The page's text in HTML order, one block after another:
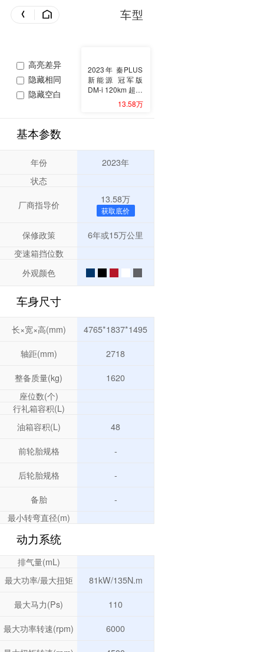
车型
高亮差异
隐藏相同
隐藏空白
2023年 秦PLUS
新能源 冠军版
DM-i 120km 超越
13.58万
基本参数
年份
状态
厂商指导价
保修政策
变速箱挡位数
外观颜色
车身尺寸
长×宽×高(mm)
轴距(mm)
整备质量(kg)
座位数(个)
行礼箱容积(L)
油箱容积(L)
前轮胎规格
后轮胎规格
备胎
最小转弯直径(m)
动力系统
排气量(mL)
最大功率/最大扭矩
最大马力(Ps)
最大功率转速(rpm)
2023年
13.58万
获取底价
6年或15万公里
4765*1837*1495
2718
1620
48
-
-
-
81kW/135N.m
110
6000